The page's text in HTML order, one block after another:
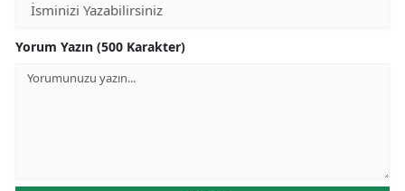
Yorum Yazın (500 Karakter)